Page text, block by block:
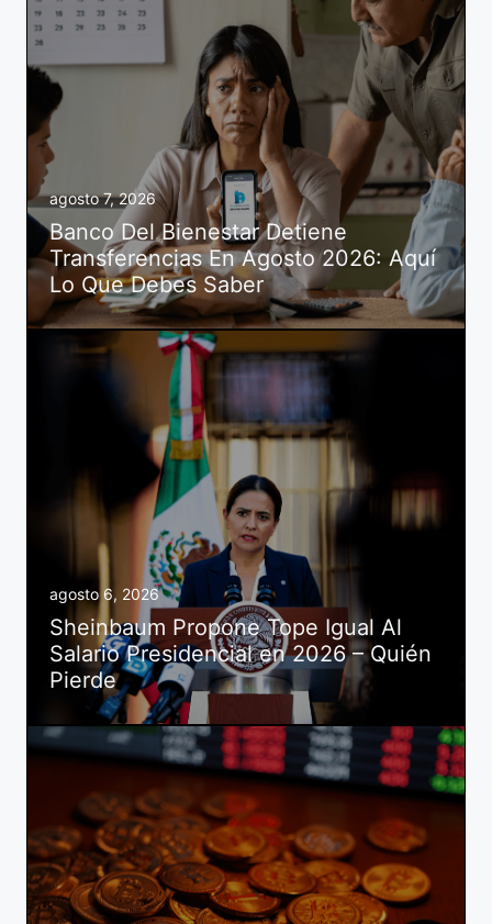
agosto 7, 2026
Banco Del Bienestar Detiene
Transferencias En Agosto 2026: Aquí
Lo Que Debes Saber
agosto 6, 2026
Sheinbaum Propone Tope Igual Al
Salario Presidencial en 2026 – Quién
Pierde